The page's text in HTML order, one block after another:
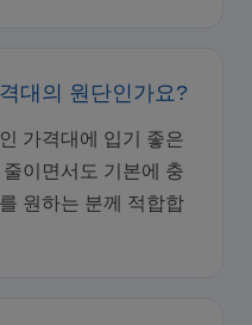
대의 원단인가요?
가격대에 입기 좋은
이면서도 기본에 충
원하는 분께 적합합